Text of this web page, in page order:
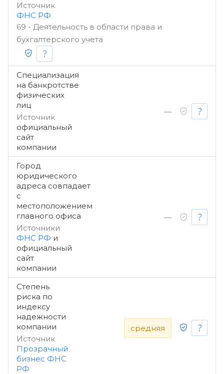
Источник
ФНС РФ
69 - Деятельность в области права и
бухгалтерского учета
Специализация
на банкротстве
физических
лиц
Источник
официальный
сайт
компании
—
Город
юридического
адреса совпадает
с
местоположением
главного офиса
Источники
ФНС РФ и
официальный
сайт
компании
—
Степень
риска по
индексу
надежности
компании
Источник
Прозрачный
бизнес ФНС
РФ
средняя